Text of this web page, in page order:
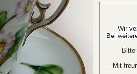
Wir
Bei
Bitte
Mit